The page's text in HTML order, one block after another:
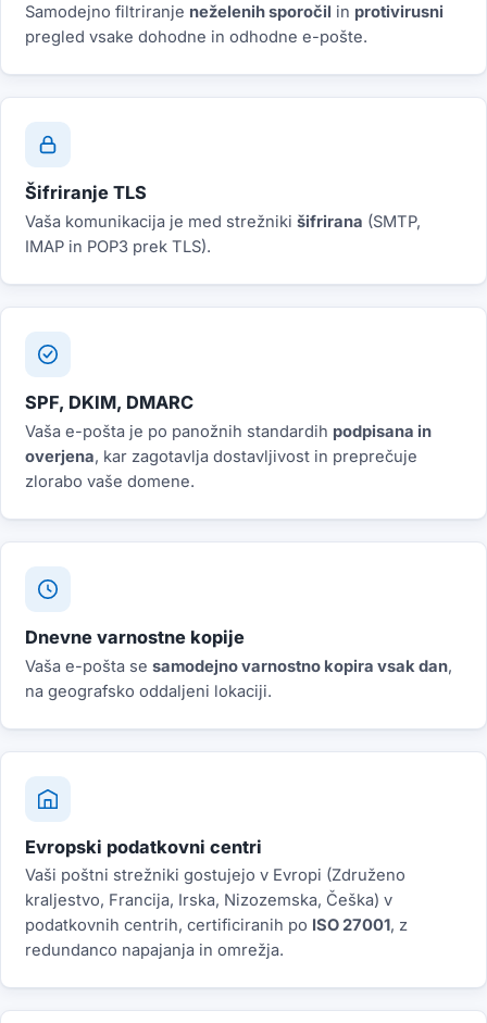
Samodejno filtriranje neželenih sporočil in protivirusni
pregled vsake dohodne in odhodne e-pošte.
Šifriranje TLS
Vaša komunikacija je med strežniki šifrirana (SMTP,
IMAP in POP3 prek TLS).
SPF, DKIM, DMARC
Vaša e-pošta je po panožnih standardih podpisana in
overjena, kar zagotavlja dostavljivost in preprečuje
zlorabo vaše domene.
Dnevne varnostne kopije
Vaša e-pošta se samodejno varnostno kopira vsak dan,
na geografsko oddaljeni lokaciji.
Evropski podatkovni centri
Vaši poštni strežniki gostujejo v Evropi (Združeno
kraljestvo, Francija, Irska, Nizozemska, Češka) v
podatkovnih centrih, certificiranih po ISO 27001, z
redundanco napajanja in omrežja.